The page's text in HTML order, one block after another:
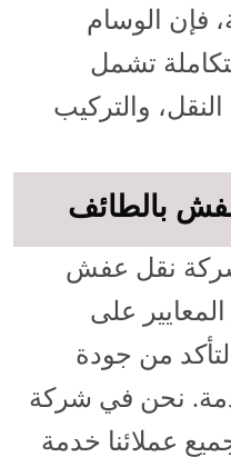
فإن الوسام
تشمل
النقل، والتركيب
بالطائف
نقل عفش
على
من جودة
نحن في شركة
عملائنا خدمة